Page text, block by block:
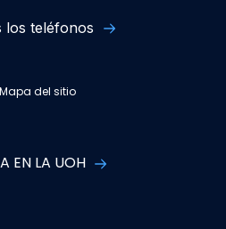
los teléfonos
Mapa del sitio
EN LA UOH